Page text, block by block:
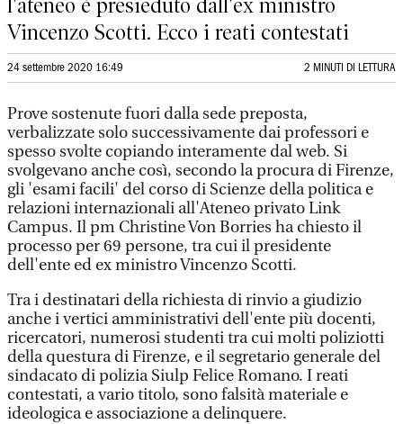
l'ateneo è presieduto dall'ex ministro
Vincenzo Scotti. Ecco i reati contestati
24 settembre 2020 16:49 2 MINUTI DI LETTURA
Prove sostenute fuori dalla sede preposta,
verbalizzate solo successivamente dai professori e
spesso svolte copiando interamente dal web. Si
svolgevano anche così, secondo la procura di Firenze,
gli 'esami facili' del corso di Scienze della politica e
relazioni internazionali all'Ateneo privato Link
Campus. Il pm Christine Von Borries ha chiesto il
processo per 69 persone, tra cui il presidente
dell'ente ed ex ministro Vincenzo Scotti.
Tra i destinatari della richiesta di rinvio a giudizio
anche i vertici amministrativi dell'ente più docenti,
ricercatori, numerosi studenti tra cui molti poliziotti
della questura di Firenze, e il segretario generale del
sindacato di polizia Siulp Felice Romano. I reati
contestati, a vario titolo, sono falsità materiale e
ideologica e associazione a delinquere.